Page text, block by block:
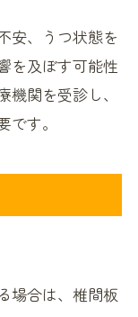
安、うつ状態を
を及ぼす可能性
関を受診し、
す。
場合は、椎間板